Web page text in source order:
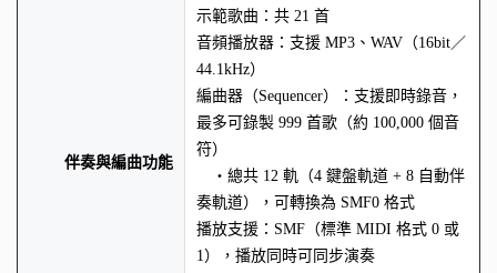
伴奏與編曲功能
示範歌曲：共 21 首
音頻播放器：支援 MP3、WAV（16bit／
44.1kHz）
編曲器（Sequencer）：支援即時錄音，
最多可錄製 999 首歌（約 100,000 個音
符）
・總共 12 軌（4 鍵盤軌道 + 8 自動伴
奏軌道），可轉換為 SMF0 格式
播放支援：SMF（標準 MIDI 格式 0 或
1），播放同時可同步演奏